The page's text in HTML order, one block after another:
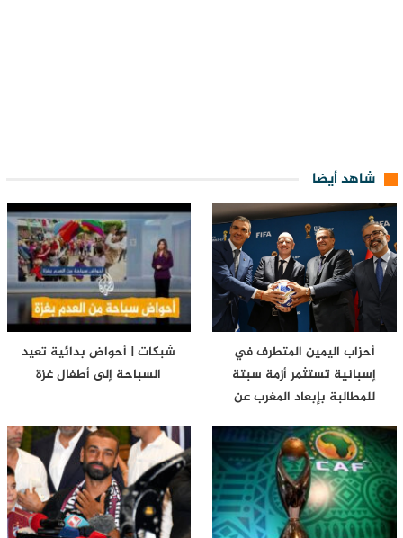
شاهد أيضا
أحزاب اليمين المتطرف في
إسبانية تستثمر أزمة سبتة
للمطالبة بإبعاد المغرب عن
شبكات | أحواض بدائية تعيد
السباحة إلى أطفال غزة